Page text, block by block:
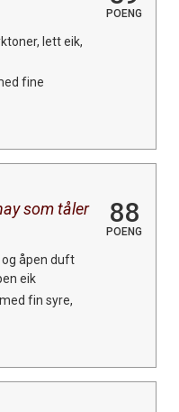
POENG
lett eik,
fine
som tåler
88
POENG
og åpen duft
eik
fin syre,